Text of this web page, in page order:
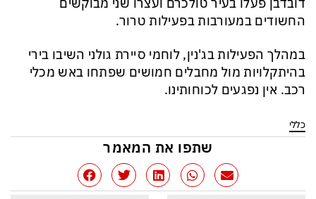
דובדבן פעלו בעיר טולכרם ועצרו שני מבוקשים
החשודים במעורבות בפעילות טרור.
במהלך הפעילות בג'נין, לוחמי סיירת גולני השיבו בירי
בהיתקלויות מול מחבלים חמושים שפתחו באש מכלי
רכב. אין נפגעים לכוחותינו.
כללי
שתפו את המאמר